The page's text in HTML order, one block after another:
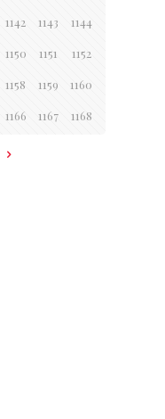
1142 1143 1144
1150 1151 1152
1158 1159 1160
1166 1167 1168